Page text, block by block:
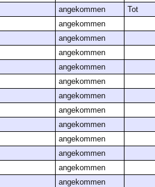
angekommen
Tot
angekommen
angekommen
angekommen
angekommen
angekommen
angekommen
angekommen
angekommen
angekommen
angekommen
angekommen
angekommen